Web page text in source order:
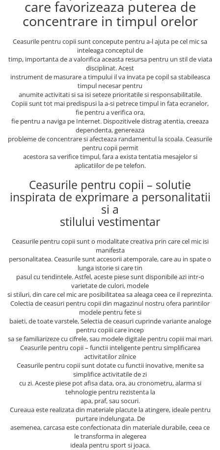
care favorizeaza puterea de
concentrare in timpul orelor
Ceasurile pentru copii sunt concepute pentru a-l ajuta pe cel mic sa
inteleaga conceptul de
timp, importanta de a valorifica aceasta resursa pentru un stil de viata
disciplinat. Acest
instrument de masurare a timpului il va invata pe copil sa stabileasca
timpul necesar pentru
anumite activitati si sa isi seteze prioritatile si responsabilitatile.
Copiii sunt tot mai predispusi la a-si petrece timpul in fata ecranelor,
fie pentru a verifica ora,
fie pentru a naviga pe Internet. Dispozitivele distrag atentia, creeaza
dependenta, genereaza
probleme de concentrare si afecteaza randamentul la scoala. Ceasurile
pentru copii permit
acestora sa verifice timpul, fara a exista tentatia mesajelor si
aplicatiilor de pe telefon.
Ceasurile pentru copii – solutie
inspirata de exprimare a personalitatii
si a
stilului vestimentar
Ceasurile pentru copii sunt o modalitate creativa prin care cel mic isi
manifesta
personalitatea. Ceasurile sunt accesorii atemporale, care au in spate o
lunga istorie si care tin
pasul cu tendintele. Astfel, aceste piese sunt disponibile azi intr-o
varietate de culori, modele
si stiluri, din care cel mic are posibilitatea sa aleaga ceea ce il reprezinta.
Colectia de ceasuri pentru copii din magazinul nostru ofera parintilor
modele pentru fete si
baieti, de toate varstele, Selectia de ceasuri cuprinde variante analoge
pentru copiii care incep
sa se familiarizeze cu cifrele, sau modele digitale pentru copiii mai mari.
Ceasurile pentru copii – functii inteligente pentru simplificarea
activitatilor zilnice
Ceasurile pentru copii sunt dotate cu functii inovative, menite sa
simplifice activitatile de zi
cu zi. Aceste piese pot afisa data, ora, au cronometru, alarma si
tehnologie pentru rezistenta la
apa, praf, sau socuri.
Cureaua este realizata din materiale placute la atingere, ideale pentru
purtare indelungata. De
asemenea, carcasa este confectionata din materiale durabile, ceea ce
le transforma in alegerea
ideala pentru sport si joaca.